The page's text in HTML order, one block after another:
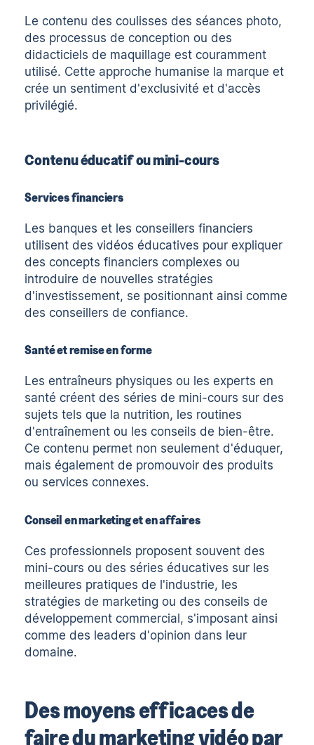
Le contenu des coulisses des séances photo,
des processus de conception ou des
didacticiels de maquillage est couramment
utilisé. Cette approche humanise la marque et
crée un sentiment d'exclusivité et d'accès
privilégié.
Contenu éducatif ou mini-cours
Services financiers
Les banques et les conseillers financiers
utilisent des vidéos éducatives pour expliquer
des concepts financiers complexes ou
introduire de nouvelles stratégies
d'investissement, se positionnant ainsi comme
des conseillers de confiance.
Santé et remise en forme
Les entraîneurs physiques ou les experts en
santé créent des séries de mini-cours sur des
sujets tels que la nutrition, les routines
d'entraînement ou les conseils de bien-être.
Ce contenu permet non seulement d'éduquer,
mais également de promouvoir des produits
ou services connexes.
Conseil en marketing et en affaires
Ces professionnels proposent souvent des
mini-cours ou des séries éducatives sur les
meilleures pratiques de l'industrie, les
stratégies de marketing ou des conseils de
développement commercial, s'imposant ainsi
comme des leaders d'opinion dans leur
domaine.
Des moyens efficaces de
faire du marketing vidéo par